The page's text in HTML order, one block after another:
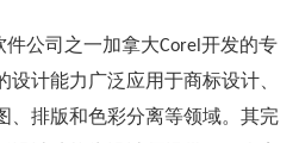
件公司之一加拿大Corel开发的专
计能力广泛应用于商标设计、
、排版和色彩分离等领域。其完